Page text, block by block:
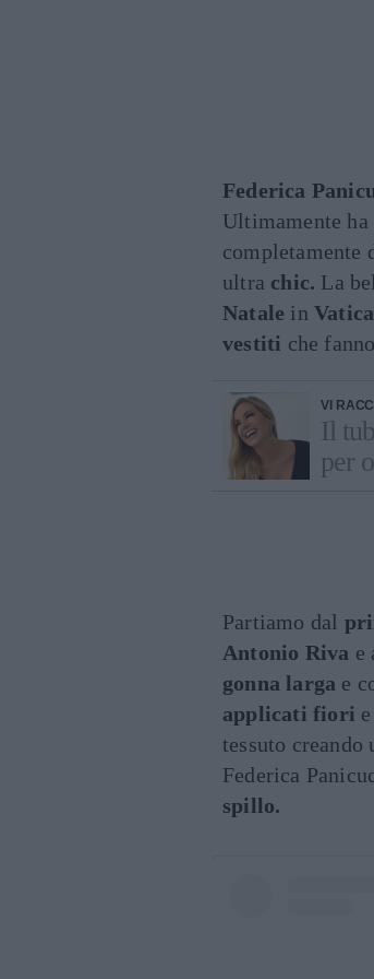
Federica
Ultimamente ha
completamente
ultra chic. La
Natale in
vestiti che fanno
VI
Il
per
Partiamo dal
Antonio Riva e
gonna larga e
applicati fiori e
tessuto creando
Federica
spillo.